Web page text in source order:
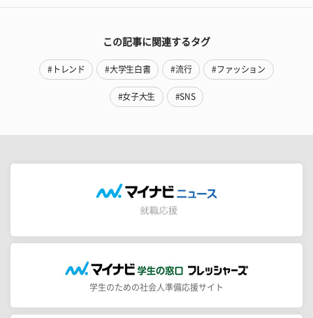
この記事に関連するタグ
#トレンド #大学生白書 #流行 #ファッション
#女子大生 #SNS
学生のための社会人準備応援サイト